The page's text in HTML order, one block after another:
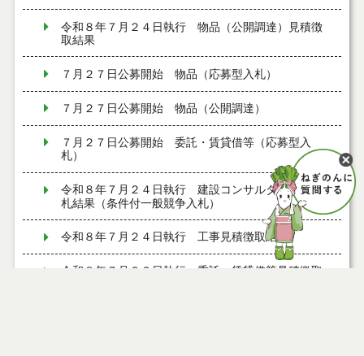
令和８年７月２４日執行 物品（公開調達）見積徴
取結果
７月２７日公募開始 物品（応募型入札）
７月２７日公募開始 物品（公開調達）
７月２７日公募開始 委託・賃貸借等（応募型入
札）
令和８年７月２４日執行 建設コンサルタント等入
札結果（条件付一般競争入札）
令和８年７月２４日執行 工事見積徴取結果
令和８年７月２２日執行 委託・賃貸借等見積徴取